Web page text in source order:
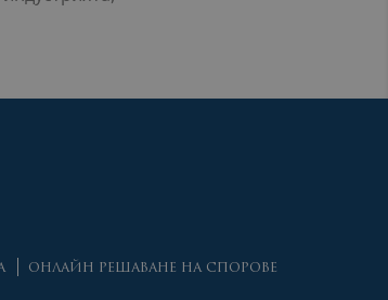
ОНЛАЙН РЕШАВАНЕ НА СПОРОВЕ